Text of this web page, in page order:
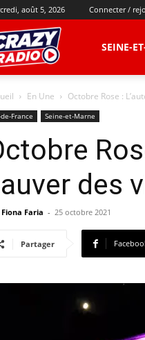
août 5, 2026 Connecter /
RADIO
SEINE-
En Une Octobre Rose :
France Seine-et-Marne
des
Fiona Faria - 25 octobre 2021
Partager